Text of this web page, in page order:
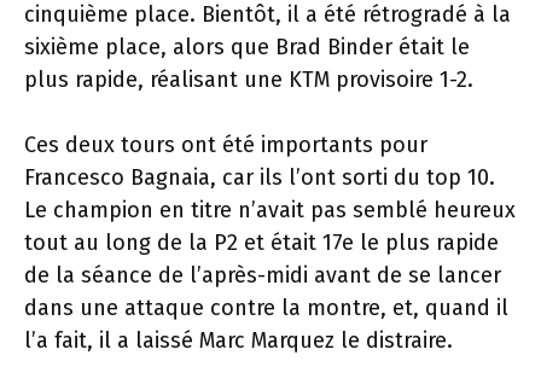
cinquième place. Bientôt, il a été rétrogradé à la
sixième place, alors que Brad Binder était le
plus rapide, réalisant une KTM provisoire 1-2.
Ces deux tours ont été importants pour
Francesco Bagnaia, car ils l’ont sorti du top 10.
Le champion en titre n’avait pas semblé heureux
tout au long de la P2 et était 17e le plus rapide
de la séance de l’après-midi avant de se lancer
dans une attaque contre la montre, et, quand il
l’a fait, il a laissé Marc Marquez le distraire.